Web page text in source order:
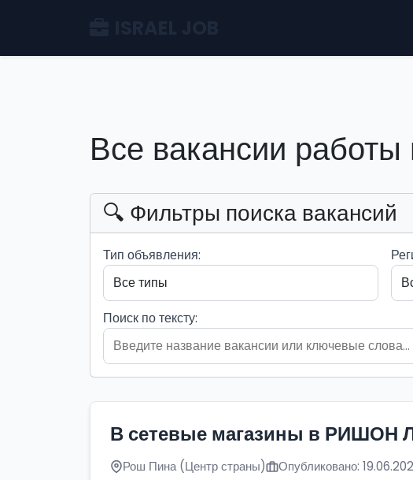
Все вакансии
🔍 Фильтры поиска вакансий
Тип объявления:
Поиск по тексту:
В сетевые магазины в РИШОН
Рош Пина (Центр страны) Опубликовано: